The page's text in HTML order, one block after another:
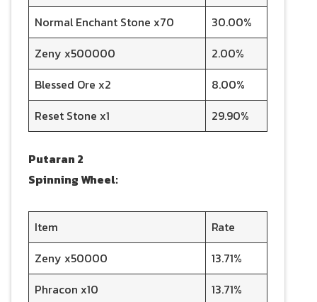
Normal Enchant Stone x70
30.00%
Zeny x500000
2.00%
Blessed Ore x2
8.00%
Reset Stone x1
29.90%
Putaran 2
Spinning Wheel:
Item
Rate
Zeny x50000
13.71%
Phracon x10
13.71%